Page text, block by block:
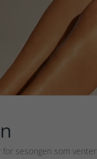
sesongen som venter.